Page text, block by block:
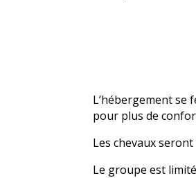
L’hébergement se
pour plus de
Les chevaux
Le groupe est